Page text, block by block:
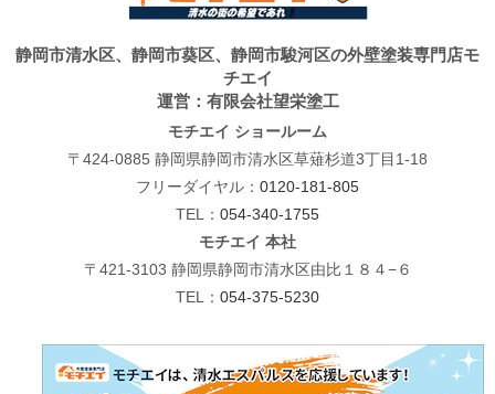
静岡市清水区、静岡市葵区、静岡市駿河区の外壁塗装専門店モ
チエイ
運営：有限会社望栄塗工
モチエイ ショールーム
〒424-0885 静岡県静岡市清水区草薙杉道3丁目1-18
フリーダイヤル： 0120-181-805
TEL： 054-340-1755
モチエイ 本社
〒421-3103 静岡県静岡市清水区由比１８４−６
TEL： 054-375-5230